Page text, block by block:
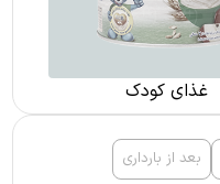
غذای کودک
بعد از بارداری